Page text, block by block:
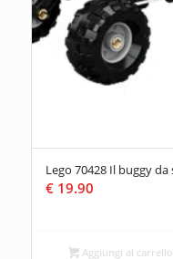
Lego 70428 Il buggy da
€19.90
Aggiungi al carrello